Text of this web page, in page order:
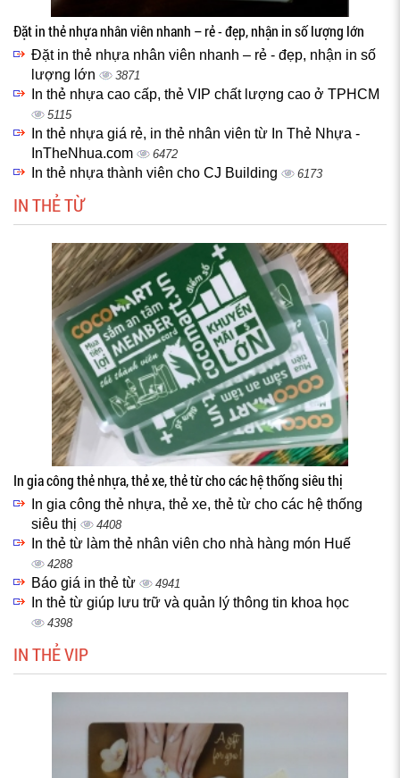
Đặt in thẻ nhựa nhân viên nhanh – rẻ - đẹp, nhận in số lượng lớn
Đặt in thẻ nhựa nhân viên nhanh – rẻ - đẹp, nhận in số
lượng lớn
3871
In thẻ nhựa cao cấp, thẻ VIP chất lượng cao ở TPHCM
5115
In thẻ nhựa giá rẻ, in thẻ nhân viên từ In Thẻ Nhựa -
InTheNhua.com
6472
In thẻ nhựa thành viên cho CJ Building 6173
IN THẺ TỪ
In gia công thẻ nhựa, thẻ xe, thẻ từ cho các hệ thống siêu thị
In gia công thẻ nhựa, thẻ xe, thẻ từ cho các hệ thống
siêu thị
4408
In thẻ từ làm thẻ nhân viên cho nhà hàng món Huế
4288
Báo giá in thẻ từ 4941
In thẻ từ giúp lưu trữ và quản lý thông tin khoa học
4398
IN THẺ VIP